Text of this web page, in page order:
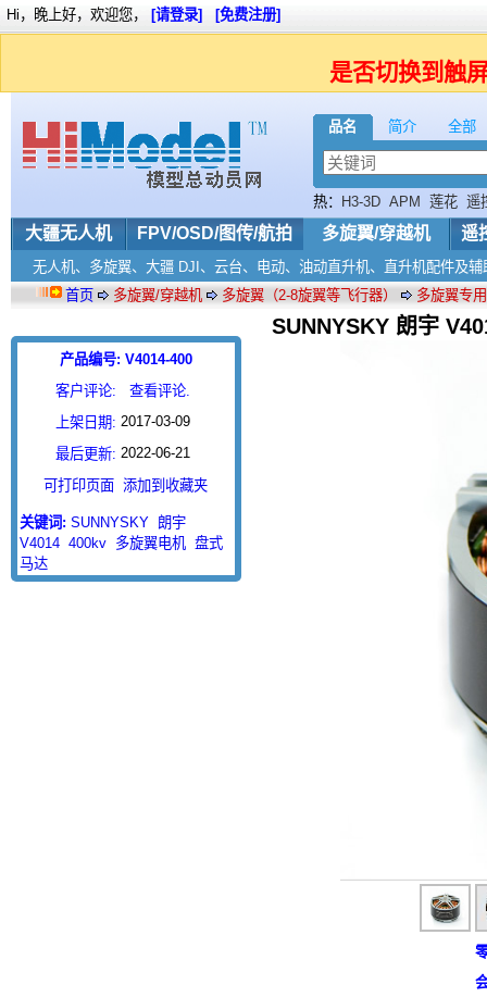
是否切换到触
品名 简介 全部
热： H3-3D APM 莲花 遥
35Mhz 飞速达
大疆无人机 FPV/OSD/图传/航拍 多旋翼/穿越机 遥
Hi，晚上好，欢迎您， [请登录] [免费注册]
无人机、多旋翼、大疆 DJI、云台、电动、油动直升机、直升机配件及辅
首页
多旋翼/穿越机 多旋翼（2-8旋翼等飞行器） 多旋翼专
产品编号: V4014-400
客户评论:
查看评论.
上架日期: 2017-03-09
最后更新: 2022-06-21
可打印页面
添加到收藏夹
关键词: SUNNYSKY
朗宇
V4014 400kv 多旋翼电机 盘式
马达
SUNNYSKY 朗宇